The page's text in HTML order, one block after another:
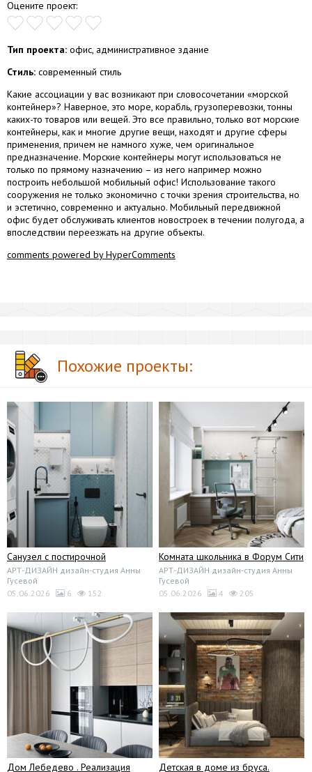
Оцените проект:
Тип проекта: офис, административное здание
Стиль: современный стиль
Какие ассоциации у вас возникают при словосочетании «морской
контейнер»? Наверное, это море, корабль, грузоперевозки, тонны
каких-то товаров или вещей. Это все правильно, только вот морские
контейнеры, как и многие другие вещи, находят и другие сферы
применения, причем не намного хуже, чем оригинальное
предназначение. Морские контейнеры могут использоваться не
только по прямому назначению – из него например можно
построить небольшой мобильный офис! Использование такого
сооружения не только экономично с точки зрения строительства, но
и эстетично, современно и актуально. Мобильный передвижной
офис будет обслуживать клиентов новостроек в течении полугода, а
впоследствии переезжать на другие объекты.
comments powered by HyperComments
Похожие проекты:
Санузел с постирочной
АРТ-ДИЗАЙН дизайн-студия Анны
Гусевой
05.06.2026
6 152
Комната школьника в Форум Сити
АРТ-ДИЗАЙН дизайн-студия Анны
Гусевой
05.06.2026
4 205
Дом Лебедево . Реализация Детская в доме из бруса.